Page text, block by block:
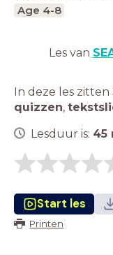
Age 4-8
Les van
In deze les zitten
quizzen,
Lesduur is: 45
Start les
Printen